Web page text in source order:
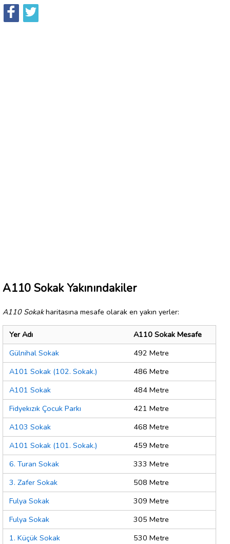
A110 Sokak Yakınındakiler
A110 Sokakharitasına mesafe olarak en yakın yerler:
Yer Adı
A110 Sokak Mesafe
Gülnihal Sokak
492 Metre
A101 Sokak (102. Sokak.)
486 Metre
A101 Sokak
484 Metre
Fidyekızık Çocuk Parkı
421 Metre
A103 Sokak
468 Metre
A101 Sokak (101. Sokak.)
459 Metre
6. Turan Sokak
333 Metre
3. Zafer Sokak
508 Metre
Fulya Sokak
309 Metre
Fulya Sokak
305 Metre
1. Küçük Sokak
530 Metre